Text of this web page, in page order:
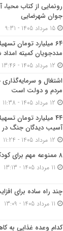
رونمایی از کتاب
جوان شهرضایی
15 مرداد 1405 - 9:31
۶۴ میلیارد تومان
مددجویان کمیته
اشتغال و
مردم و دولت است
۴۴ میلیارد تومان
آسیب دیدگان جنگ
۸ ممنوعه مهم برای کودکان قبل از خواب
چند راه ساده برای
کدام وعده غذایی به